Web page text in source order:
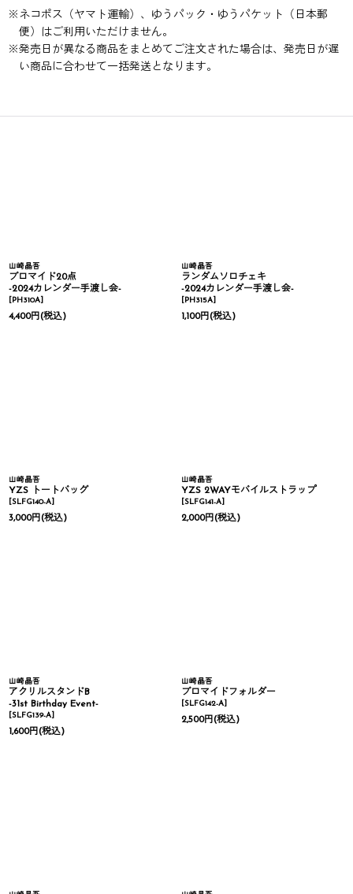
※ ネコポス（ヤマト運輸）、ゆうパック・ゆうパケット（日本郵
便）はご利用いただけません。
※発売日が異なる商品をまとめてご注文された場合は、発売日が遅
い商品に合わせて一括発送となります。
山崎晶吾
ブロマイド20点
-2024カレンダー手渡し会-
[PH310A]
4,400円(税込)
山崎晶吾
ランダムソロチェキ
-2024カレンダー手渡し会-
[PH315A]
1,100円(税込)
山崎晶吾
YZS トートバッグ
[SLFG140-A]
3,000円(税込)
山崎晶吾
YZS 2WAYモバイルストラップ
[SLFG141-A]
2,000円(税込)
山崎晶吾
アクリルスタンドB
-31st Birthday Event-
[SLFG139-A]
1,600円(税込)
山崎晶吾
ブロマイドフォルダー
[SLFG142-A]
2,500円(税込)